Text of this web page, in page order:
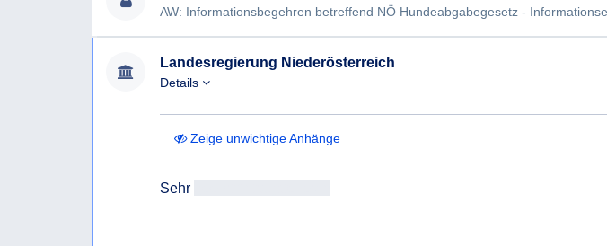
Landesregierung Niederösterreich
Details
Zeige unwichtige Anhänge
Sehr